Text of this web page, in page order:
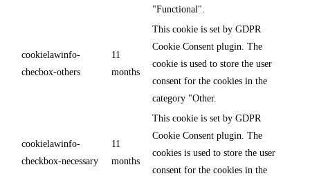
"Functional".
cookielawinfo-
checbox-others
11
months
This cookie is set by GDPR
Cookie Consent plugin. The
cookie is used to store the user
consent for the cookies in the
category "Other.
cookielawinfo-
checkbox-necessary
11
months
This cookie is set by GDPR
Cookie Consent plugin. The
cookies is used to store the user
consent for the cookies in the